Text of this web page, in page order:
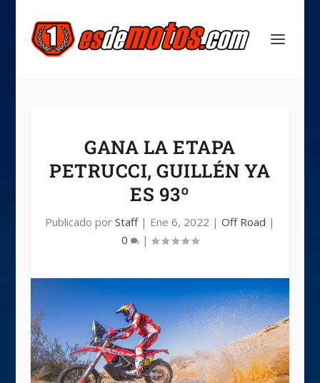
GANA LA ETAPA
PETRUCCI, GUILLÉN YA
ES 93º
Publicado por Staff| Ene 6, 2022 | Off Road |
0
|